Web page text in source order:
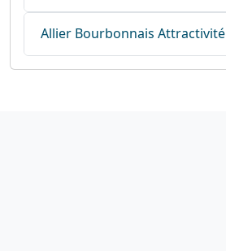
Allier Bourbonnais Attractivité